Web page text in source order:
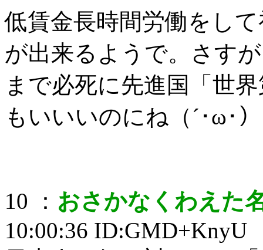
低賃金長時間労働をし
が出来るようで。さす
まで必死に先進国「世
もいいいのにね（´･ω･
10 ： おさかなくわえた
10:00:36 ID:GMD+KnyU